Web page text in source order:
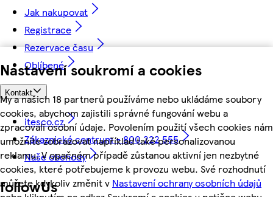
Nastavení soukromí a cookies
My a našich 18 partnerů používáme nebo ukládáme soubory
cookies, abychom zajistili správné fungování webu a
zpracovali osobní údaje. Povolením použití všech cookies nám
umožníte zobrazovat například také personalizovanou
reklamu. V opačném případě zůstanou aktivní jen nezbytné
cookies, které potřebujeme k provozu webu. Své rozhodnutí
můžete kdykoliv změnit v Nastavení ochrany osobních údajů
Jak nakupovat
Registrace
Rezervace času
Oblíbené
Kontakt
itesco.cz
Zákaznické centrum - 800 222 555
Naše obchody
followUs